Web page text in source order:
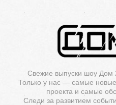
Свежие выпуски шоу Дом
Только у нас — самые
проекта и самые
Следи за развитием